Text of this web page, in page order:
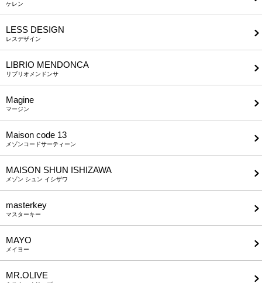
ケレン
LESS DESIGN
レスデザイン
LIBRIO MENDONCA
リブリオメンドンサ
Magine
マージン
Maison code 13
メゾンコードサーティーン
MAISON SHUN ISHIZAWA
メゾン シュン イシザワ
masterkey
マスターキー
MAYO
メイヨー
MR.OLIVE